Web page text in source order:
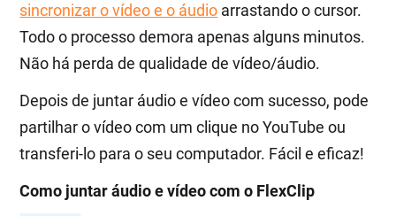
sincronizar o vídeo e o áudio arrastando o cursor.
Todo o processo demora apenas alguns minutos.
Não há perda de qualidade de vídeo/áudio.
Depois de juntar áudio e vídeo com sucesso, pode
partilhar o vídeo com um clique no YouTube ou
transferi-lo para o seu computador. Fácil e eficaz!
Como juntar áudio e vídeo com o FlexClip